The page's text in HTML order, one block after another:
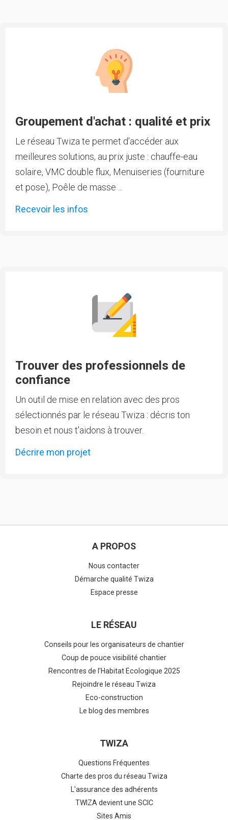
Groupement d'achat : qualité et prix
Le réseau Twiza te permet d'accéder aux
meilleures solutions, au prix juste : chauffe-eau
solaire, VMC double flux, Menuiseries (fourniture
et pose), Poêle de masse ...
Recevoir les infos
Trouver des professionnels de
confiance
Un outil de mise en relation avec des pros
sélectionnés par le réseau Twiza : décris ton
besoin et nous t'aidons à trouver.
Décrire mon projet
A PROPOS
Nous contacter
Démarche qualité Twiza
Espace presse
LE RÉSEAU
Conseils pour les organisateurs de chantier
Coup de pouce visibilité chantier
Rencontres de l'Habitat Ecologique 2025
Rejoindre le réseau Twiza
Eco-construction
Le blog des membres
TWIZA
Questions Fréquentes
Charte des pros du réseau Twiza
L'assurance des adhérents
TWIZA devient une SCIC
Sites Amis